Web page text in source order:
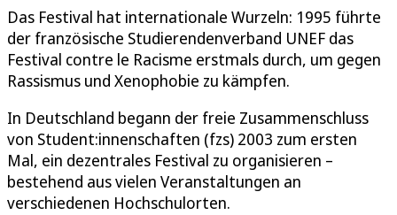
Das Festival hat internationale Wurzeln: 1995 führte
der französische Studierendenverband UNEF das
Festival contre le Racisme erstmals durch, um gegen
Rassismus und Xenophobie zu kämpfen.
In Deutschland begann der freie Zusammenschluss
von Student:innenschaften (fzs) 2003 zum ersten
Mal, ein dezentrales Festival zu organisieren –
bestehend aus vielen Veranstaltungen an
verschiedenen Hochschulorten.